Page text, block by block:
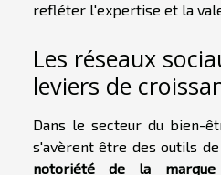
refléter l'expertise et la
Les réseaux
leviers de
Dans le secteur du bien-
s'avèrent être des outils
notoriété de la marque